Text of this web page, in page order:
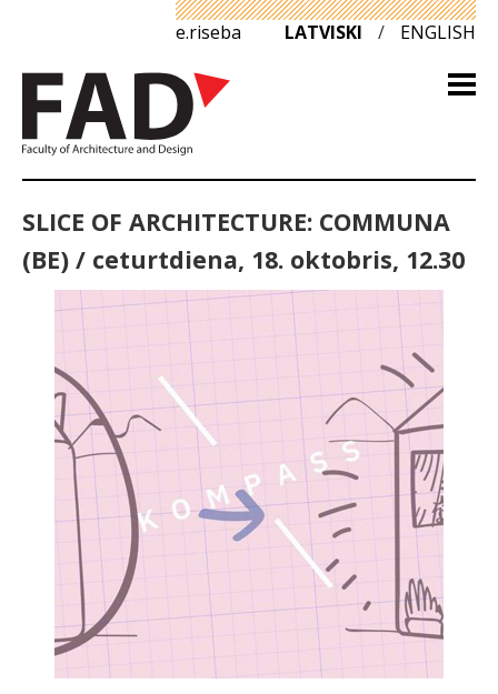
e.riseba LATVISKI / ENGLISH
SLICE OF ARCHITECTURE: COMMUNA
(BE) / ceturtdiena, 18. oktobris, 12.30